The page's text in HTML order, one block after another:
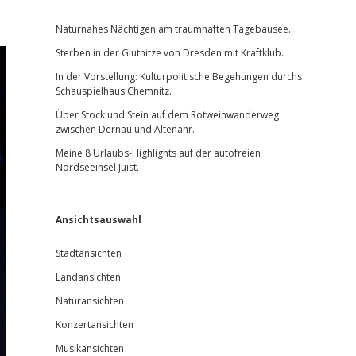
Naturnahes Nächtigen am traumhaften Tagebausee.
Sterben in der Gluthitze von Dresden mit Kraftklub.
In der Vorstellung: Kulturpolitische Begehungen durchs
Schauspielhaus Chemnitz.
Über Stock und Stein auf dem Rotweinwanderweg
zwischen Dernau und Altenahr.
Meine 8 Urlaubs-Highlights auf der autofreien
Nordseeinsel Juist.
Ansichtsauswahl
Stadtansichten
Landansichten
Naturansichten
Konzertansichten
Musikansichten